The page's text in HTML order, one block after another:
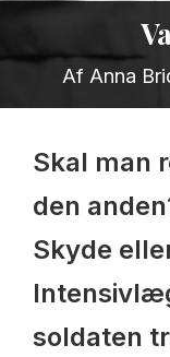
Af Anna
Skal man
den
Skyde
soldaten